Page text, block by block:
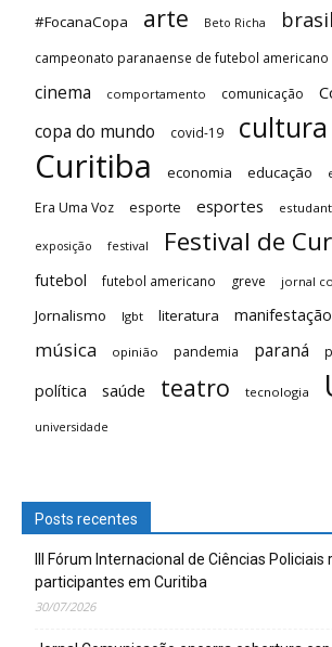
#FocanaCopa arte Beto Richa brasil
campeonato paranaense de futebol americano
cinema comportamento comunicação
copa do mundo covid-19 cultura
Curitiba economia educação
Era Uma Voz esporte esportes
exposição festival Festival de
futebol futebol americano greve jornal
Jornalismo lgbt literatura manifestação
música opinião pandemia paraná
política saúde teatro tecnologia
universidade
Posts recentes
III Fórum Internacional de Ciências Policiais
participantes em Curitiba
30/07/2026